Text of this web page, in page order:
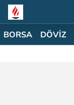
BORSA DÖVİZ